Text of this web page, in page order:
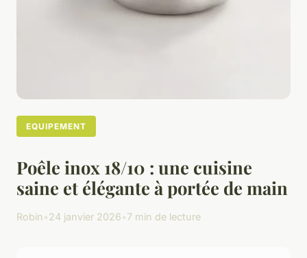
EQUIPEMENT
Poêle inox 18/10 : une cuisine
saine et élégante à portée de main
Robin•24 janvier 2026•7 min de lecture